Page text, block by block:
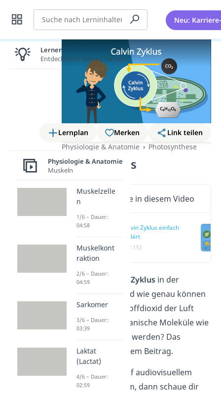
Suche Neu:
Lernplan Merken
Link teilen
Physiologie & Anatomie
Photosynthese
Calvin Zyklus
Wichtige Inhalte in diesem Video
Calvin Zyklus einfach
erklärt
(00:15)
Was ist der Calvin Zyklus in der
Photosynthese und wie genau können
aus dem Kohlenstoffdioxid der Luft
energiereiche organische Moleküle wie
Zucker hergestellt werden? Das
erfährst du in diesem Beitrag.
Du lernst lieber auf audiovisuellem
Weg? Kein Problem, dann schaue dir
Lernen lohnt sich!
Entdecke hier deine Chancen.
Physiologie & Anatomie
Muskeln
Muskelzelle
n
1/6 – Dauer:
04:58
Muskelkont
raktion
2/6 – Dauer:
04:59
Sarkomer
3/6 – Dauer:
03:39
Laktat
(Lactat)
4/6 – Dauer:
02:59